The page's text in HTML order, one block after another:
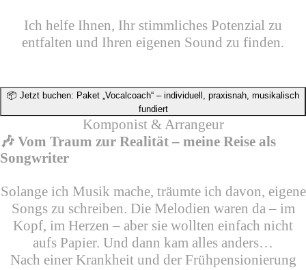
Ich helfe Ihnen, Ihr stimmliches Potenzial zu
entfalten und Ihren eigenen Sound zu finden.
📦 Jetzt buchen: Paket „Vocalcoach“ – individuell, praxisnah, musikalisch
fundiert
Komponist & Arrangeur
🎶 Vom Traum zur Realität – meine Reise als
Songwriter
Solange ich Musik mache, träumte ich davon, eigene
Songs zu schreiben. Die Melodien waren da – im
Kopf, im Herzen – aber sie wollten einfach nicht
aufs Papier. Und dann kam alles anders…
Nach einer Krankheit und der Frühpensionierung